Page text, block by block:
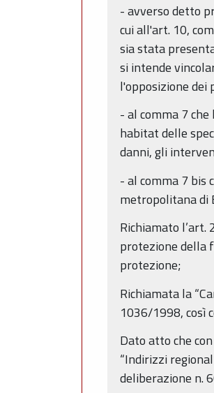
- avverso detto
cui all'art. 10,
sia stata
si intende
l'opposizione
- al comma 7
habitat delle
danni, gli
- al comma 7 bis
metropolitana di
Richiamato l’art.
protezione della
protezione;
Richiamata la
1036/1998, così
Dato atto che
“Indirizzi
deliberazione n.